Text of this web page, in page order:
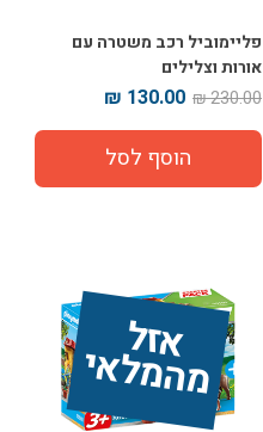
פליימוביל רכב משטרה עם
אורות וצלילים
230.00 ₪
130.00 ₪
אז
ל
מ
ה
מ
ל
אי